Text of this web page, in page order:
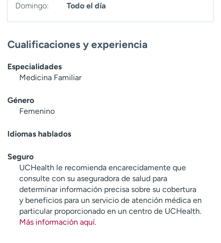
Domingo:
Todo el día
Cualificaciones y experiencia
Especialidades
Medicina Familiar
Género
Femenino
Idiomas hablados
Seguro
UCHealth le recomienda encarecidamente que
consulte con su aseguradora de salud para
determinar información precisa sobre su cobertura
y beneficios para un servicio de atención médica en
particular proporcionado en un centro de UCHealth.
Más información aquí.